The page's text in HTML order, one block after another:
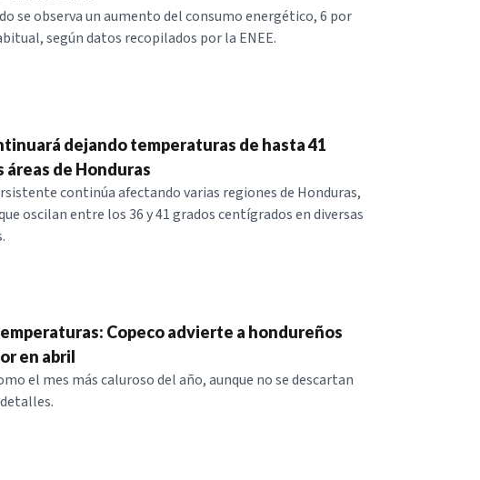
se observa un aumento del consumo energético, 6 por
según datos recopilados por la ENEE.
dejando temperaturas de hasta 41
áreas de Honduras
continúa afectando varias regiones de Honduras,
oscilan entre los 36 y 41 grados centígrados en diversas
Copeco advierte a hondureños
en abril
el mes más caluroso del año, aunque no se descartan